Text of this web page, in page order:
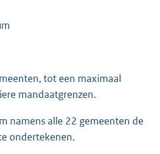
tot een maximaal
mandaatgrenzen.
namens alle 22 gemeenten de
ondertekenen.